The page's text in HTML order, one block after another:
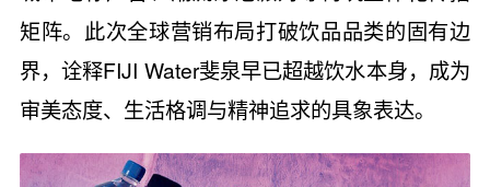
矩阵。此次全球营销布局打破饮品品类的固有边
界，诠释FIJI Water斐泉早已超越饮水本身，成为
审美态度、生活格调与精神追求的具象表达。